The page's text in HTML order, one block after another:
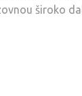
široko